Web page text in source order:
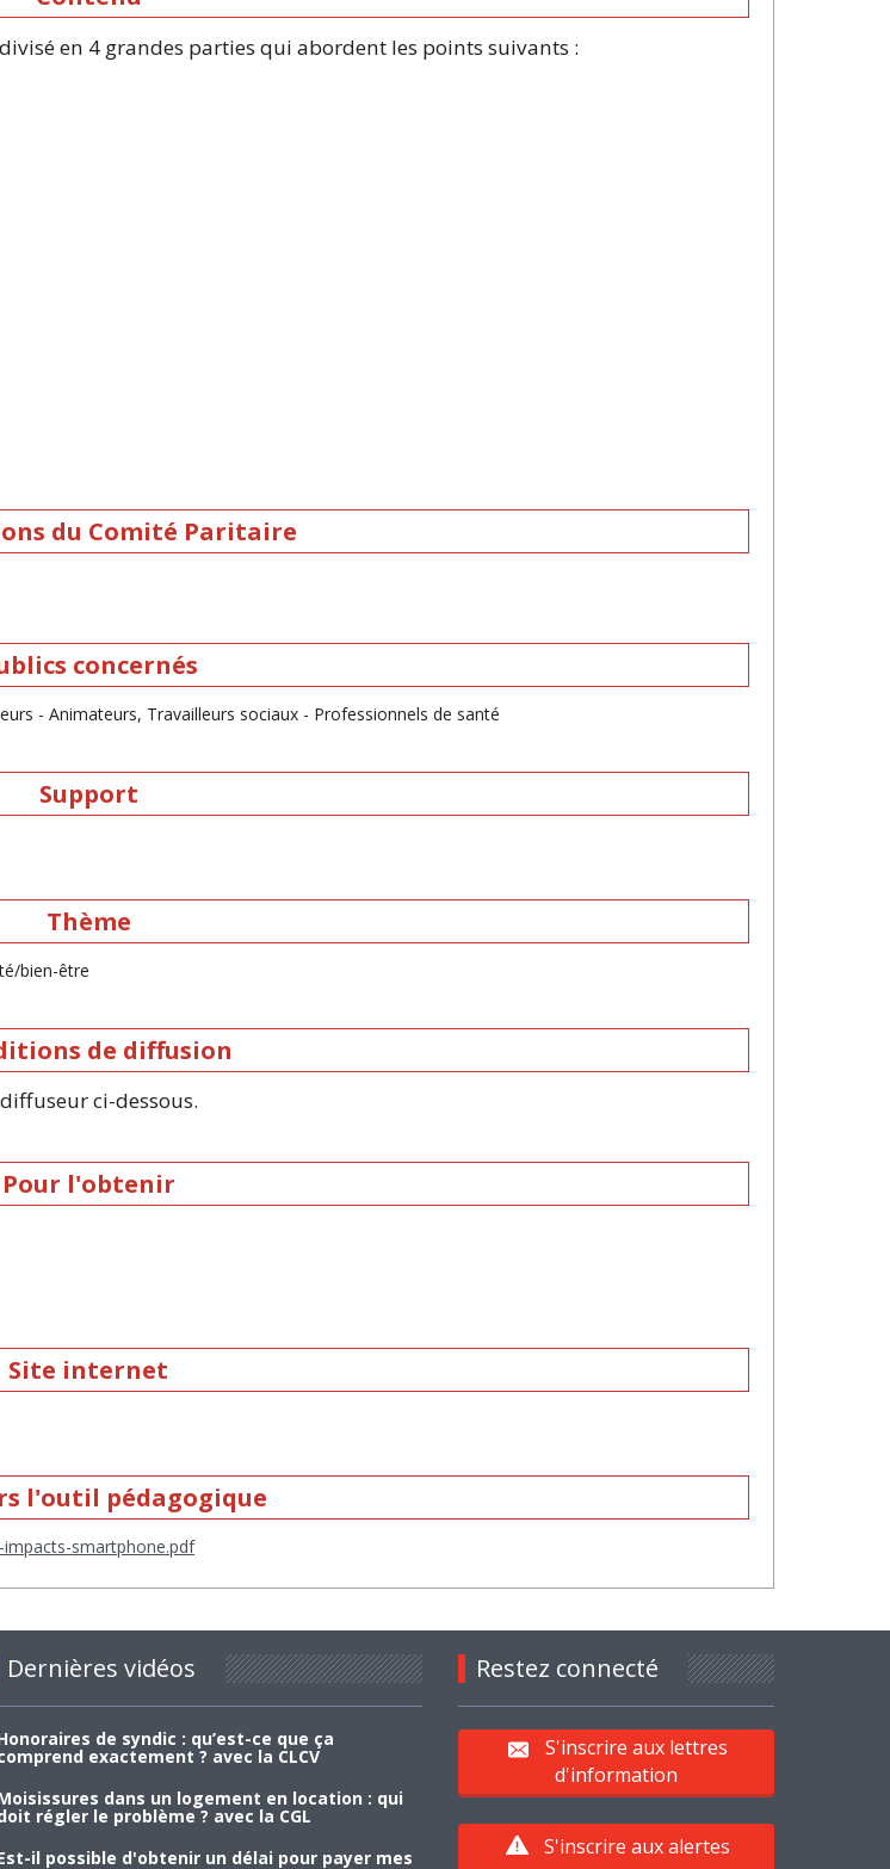
en 4 grandes parties qui abordent les points suivants :
du Comité Paritaire
concernés
- Animateurs, Travailleurs sociaux - Professionnels de santé
Support
Thème
bien-être
de diffusion
ci-dessous.
Pour l'obtenir
Site internet
l'outil pédagogique
smartphone.pdf
Dernières vidéos
de syndic : qu’est-ce que ça
exactement ? avec la CLCV
dans un logement en location : qui
régler le problème ? avec la CGL
il possible d'obtenir un délai pour payer mes
Restez connecté
S'inscrire aux lettres
d'information
S'inscrire aux alertes